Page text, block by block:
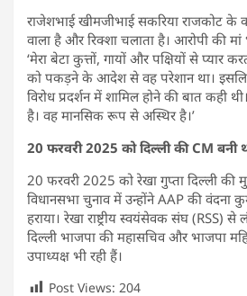
राजेशभाई खीमजीभाई सकरिया राजकोट के
वाला है और रिक्शा चलाता है। आरोपी की
‘मेरा बेटा कुत्तों, गायों और पक्षियों से प्यार
को पकड़ने के आदेश से वह परेशान था।
विरोध प्रदर्शन में शामिल होने की बात कही
है। वह मानसिक रूप से अस्थिर है।’
20 फरवरी 2025 को दिल्ली की CM बनी
20 फरवरी 2025 को रेखा गुप्ता दिल्ली की
विधानसभा चुनाव में उन्होंने AAP की वंदना
हराया। रेखा राष्ट्रीय स्वयंसेवक संघ (RSS)
दिल्ली भाजपा की महासचिव और भाजपा
उपाध्यक्ष भी रही हैं।
Post Views: 204